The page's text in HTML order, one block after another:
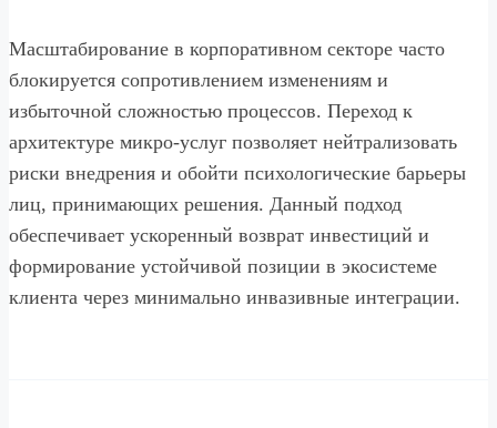
Масштабирование в корпоративном секторе часто
блокируется сопротивлением изменениям и
избыточной сложностью процессов. Переход к
архитектуре микро-услуг позволяет нейтрализовать
риски внедрения и обойти психологические барьеры
лиц, принимающих решения. Данный подход
обеспечивает ускоренный возврат инвестиций и
формирование устойчивой позиции в экосистеме
клиента через минимально инвазивные интеграции.